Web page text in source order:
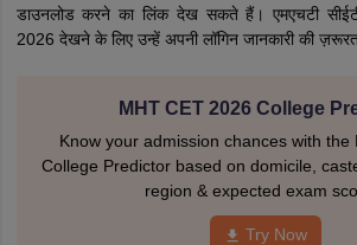
डाउनलोड करने का लिंक देख सकते हैं। एमएचटी
2026 देखने के लिए उन्हें अपनी लॉगिन जानकारी की ज़रूरत
MHT CET 2026 College
Know your admission chances with the
College Predictor based on domicile,
region & expected exam
Try Now